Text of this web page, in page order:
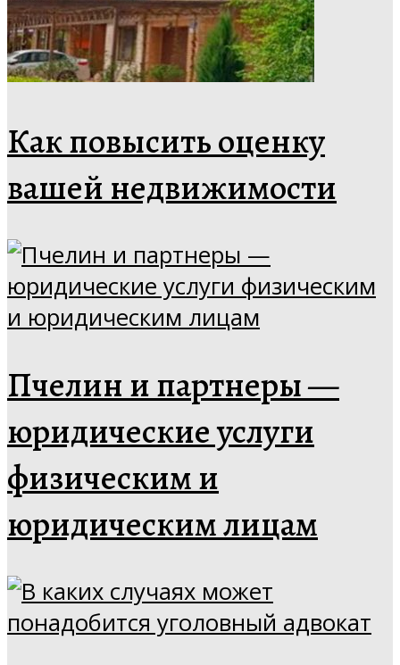
Как повысить оценку
вашей недвижимости
Пчелин и партнеры —
юридические услуги
физическим и
юридическим лицам